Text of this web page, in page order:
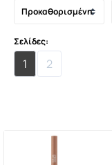
Σελίδες:
1 2